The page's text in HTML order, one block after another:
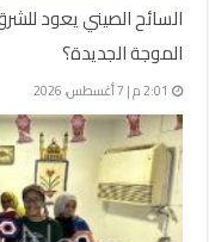
السائح الصيني يعود
الموجة الجديدة؟
2:01 م | 7 أغسطس، 2026